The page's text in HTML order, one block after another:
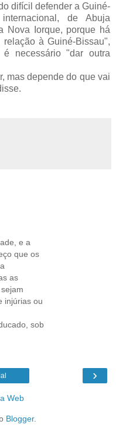
difícil defender a Guiné-
de Abuja
Nova Iorque, porque há
à Guiné-Bissau",
necessário "dar outra
mas depende do que vai
e a
que os
as
injúrias ou
sob
›
Web
Blogger.